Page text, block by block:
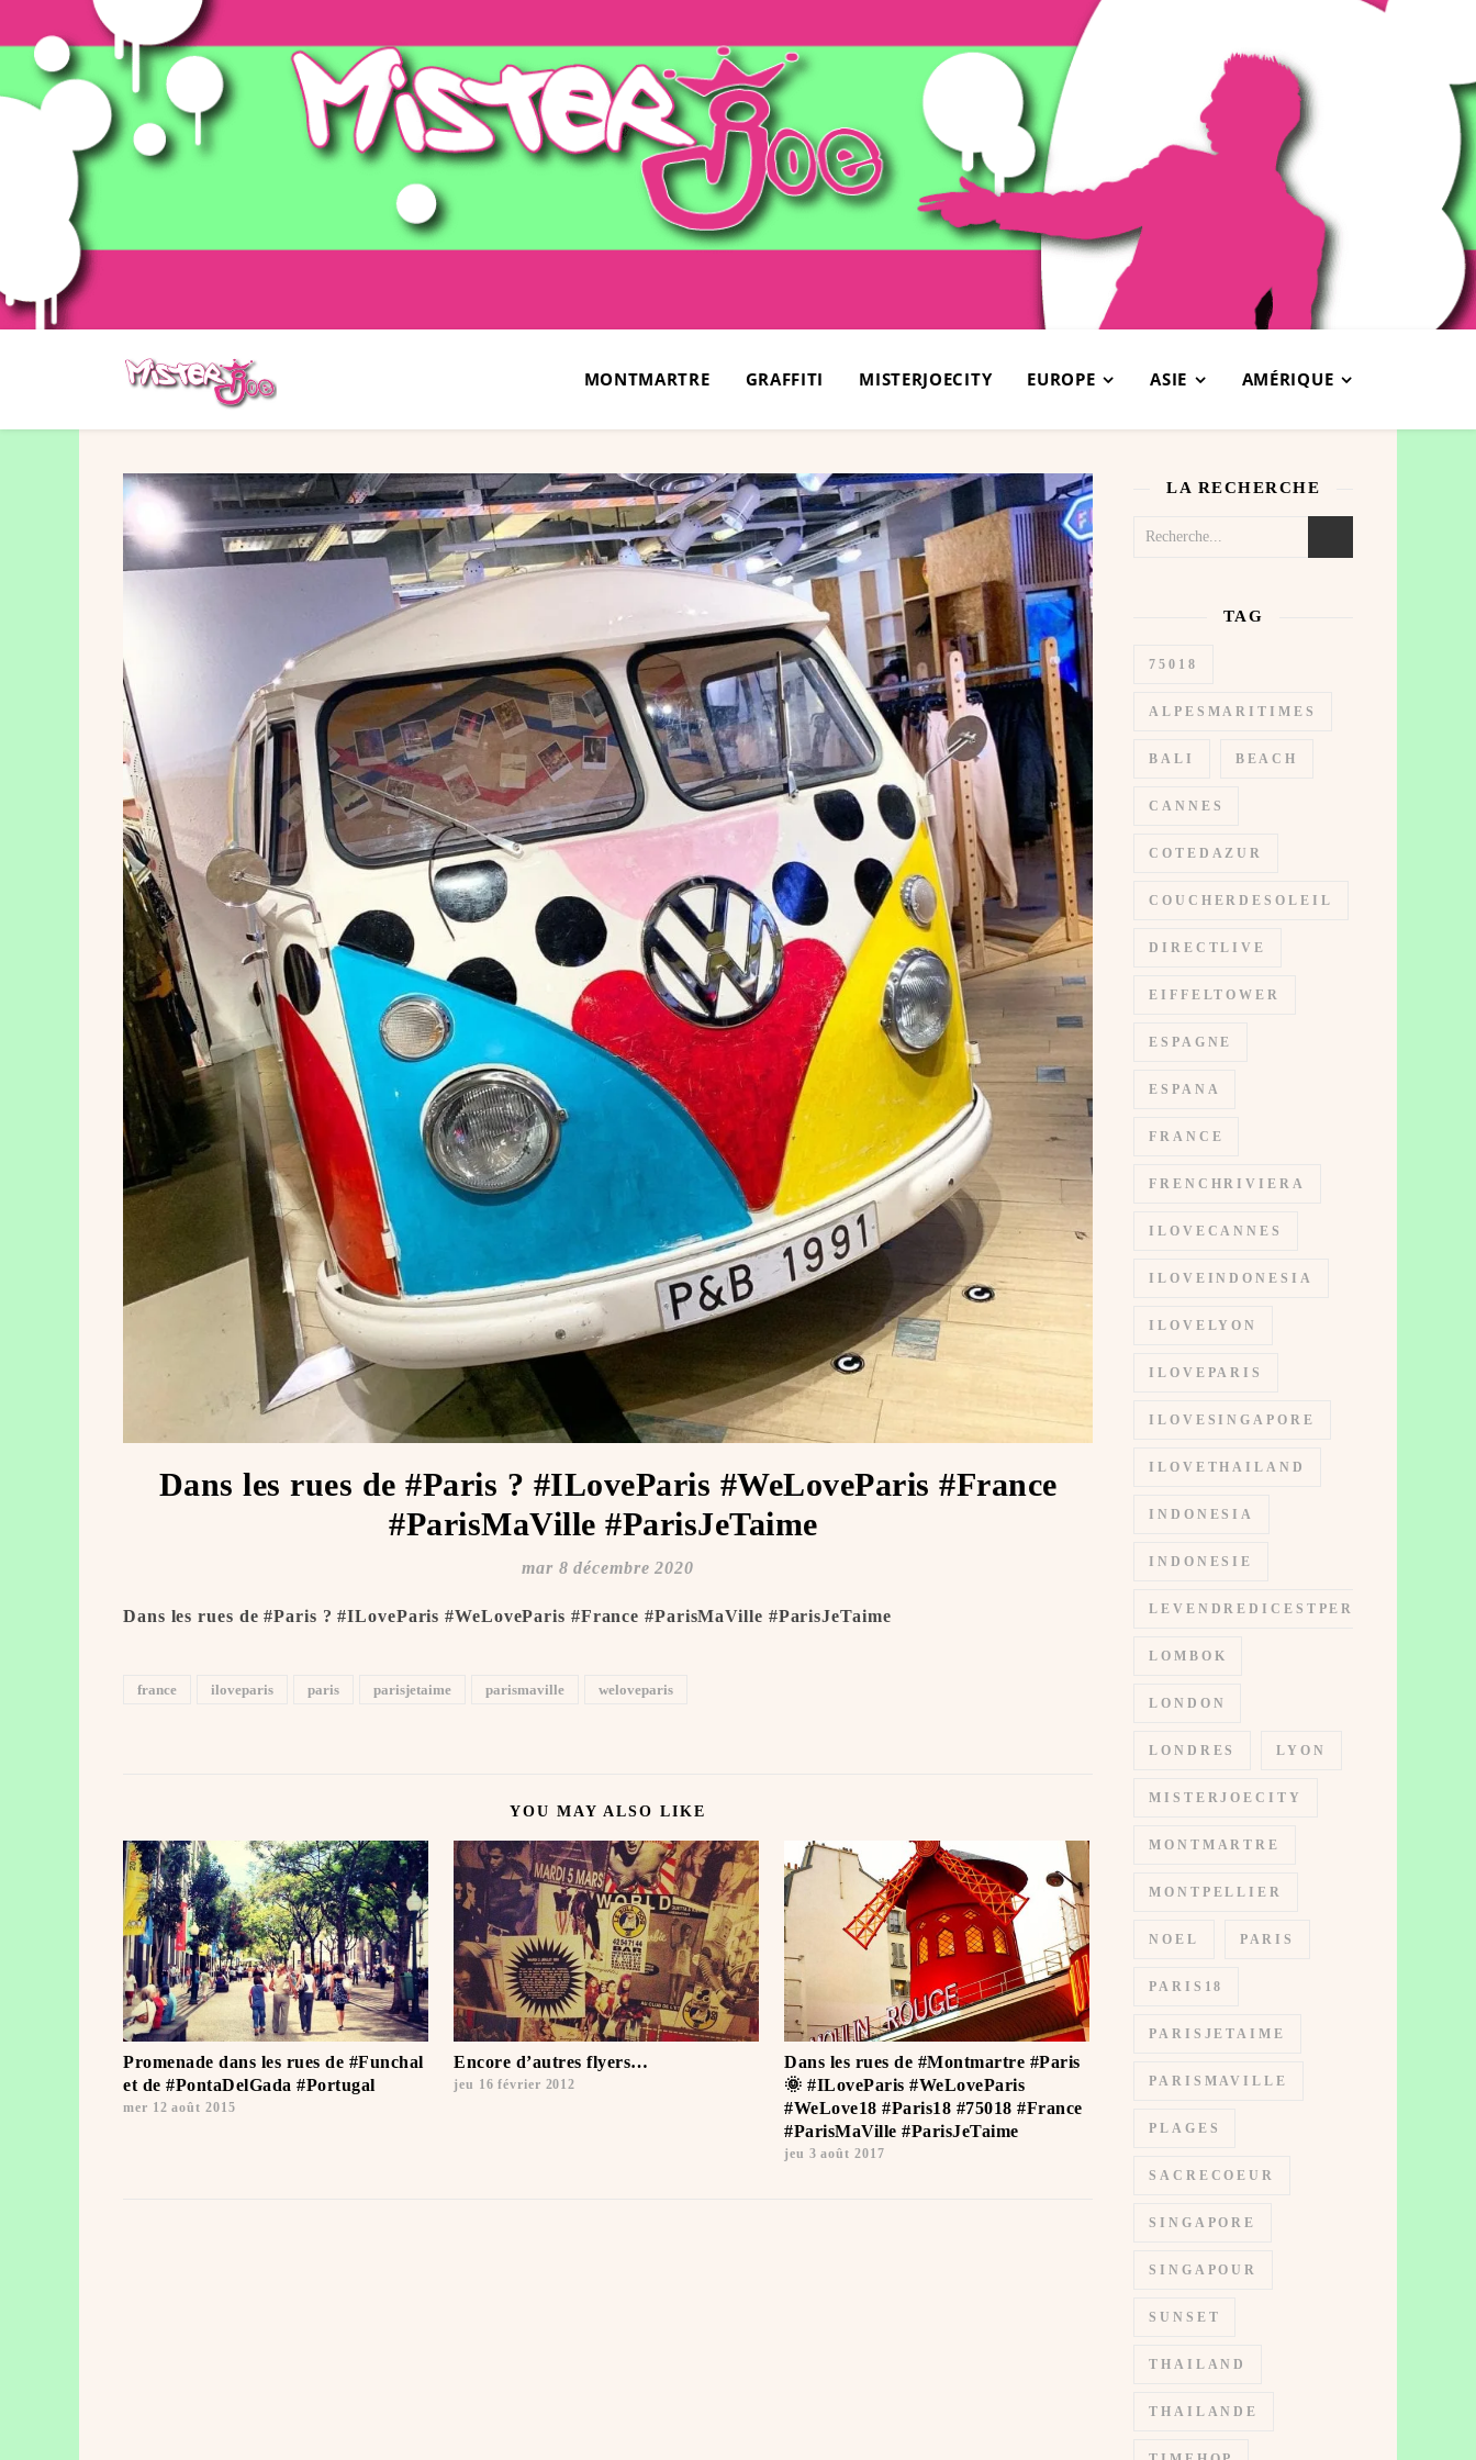
MONTMARTRE GRAFFITI MISTERJOECITY EUROPE ASIE AMÉRIQUE
Dans les rues de #Paris ? #ILoveParis #WeLoveParis #France
#ParisMaVille #ParisJeTaime ️
mar 8 décembre 2020
Dans les rues de #Paris ? #ILoveParis #WeLoveParis #France #ParisMaVille #ParisJeTaime ️
france iloveparis paris parisjetaime parismaville weloveparis
YOU MAY ALSO LIKE
Promenade dans les rues de #Funchal
et de #PontaDelGada #Portugal
mer 12 août 2015
Encore d’autres flyers…
jeu 16 février 2012
Dans les rues de #Montmartre #Paris
🌞 #ILoveParis #WeLoveParis
#WeLove18 #Paris18 #75018 #France
#ParisMaVille #ParisJeTaime ️
jeu 3 août 2017
LA RECHERCHE
TAG
75018
ALPESMARITIMES
BALI BEACH
CANNES
COTEDAZUR
COUCHERDESOLEIL
DIRECTLIVE
EIFFELTOWER
ESPAGNE
ESPANA
FRANCE
FRENCHRIVIERA
ILOVECANNES
ILOVEINDONESIA
ILOVELYON
ILOVEPARIS
ILOVESINGAPORE
ILOVETHAILAND
INDONESIA
INDONESIE
LEVENDREDICESTPERMIS
LOMBOK
LONDON
LONDRES LYON
MISTERJOECITY
MONTMARTRE
MONTPELLIER
NOEL PARIS
PARIS18
PARISJETAIME
PARISMAVILLE
PLAGES
SACRECOEUR
SINGAPORE
SINGAPOUR
SUNSET
THAILAND
THAILANDE